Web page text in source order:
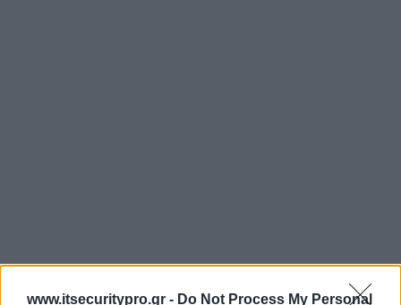
www.itsecuritypro.gr - Do Not Process My Personal